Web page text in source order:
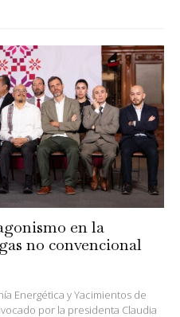
en la
no convencional
Energética y Yacimientos de
por la presidenta Claudia